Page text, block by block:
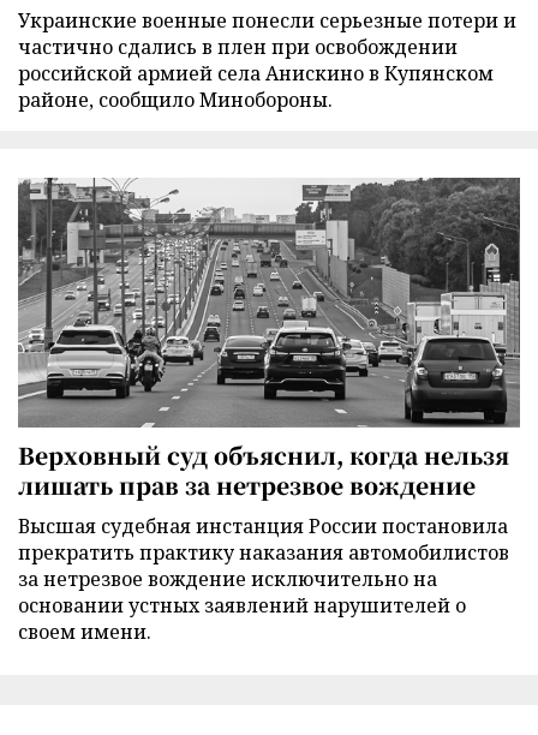
Украинские военные понесли серьезные потери и
частично сдались в плен при освобождении
российской армией села Анискино в Купянском
районе, сообщило Минобороны.
Верховный суд объяснил, когда нельзя
лишать прав за нетрезвое вождение
Высшая судебная инстанция России постановила
прекратить практику наказания автомобилистов
за нетрезвое вождение исключительно на
основании устных заявлений нарушителей о
своем имени.